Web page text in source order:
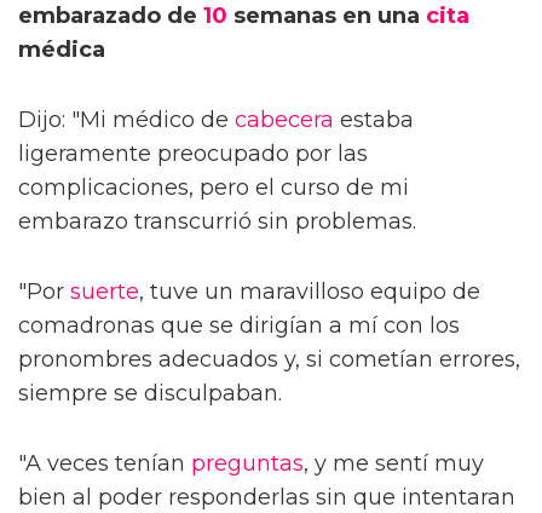
embarazado de 10 semanas en una cita
médica
Dijo: "Mi médico de cabecera estaba
ligeramente preocupado por las
complicaciones, pero el curso de mi
embarazo transcurrió sin problemas.
"Por suerte, tuve un maravilloso equipo de
comadronas que se dirigían a mí con los
pronombres adecuados y, si cometían errores,
siempre se disculpaban.
"A veces tenían preguntas, y me sentí muy
bien al poder responderlas sin que intentaran